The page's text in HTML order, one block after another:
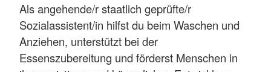
Als angehende/r staatlich geprüfte/r
Sozialassistent/in hilfst du beim Waschen und
Anziehen, unterstützt bei der
Essenszubereitung und förderst Menschen in